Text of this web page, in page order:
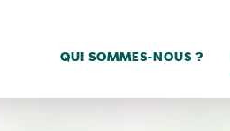
QUI SOMMES-NOUS ?